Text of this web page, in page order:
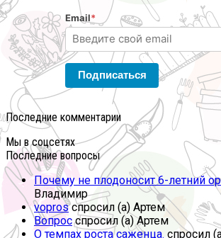
Email*
Подписаться
Последние комментарии
Мы в соцсетях
Последние вопросы
Почему не плодоносит 6-летний
Владимир
voprosспросил (а) Артем
Вопросспросил (а) Артем
О темпах роста саженца. спросил